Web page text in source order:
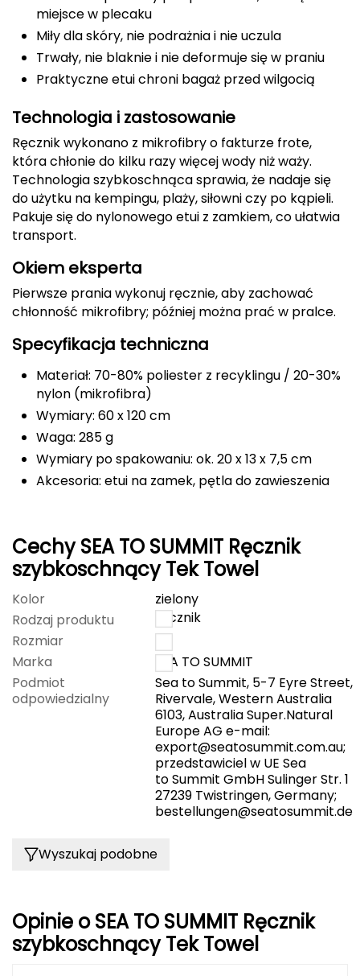
CMP
Cassin
Coleman
Columbia
Comodo
DUNLOP
Darn Tough
Deuter
Dolomite
EISBAR
ENERO CAMP
ENERO PRO
Elmer by Swany
Extremities
GIVOVA
Gear Aid
Gerber
miejsce w plecaku
Miły dla skóry, nie podrażnia i nie uczula
Trwały, nie blaknie i nie deformuje się w praniu
Praktyczne etui chroni bagaż przed wilgocią
Technologia i zastosowanie
Ręcznik wykonano z mikrofibry o fakturze frote,
która chłonie do kilku razy więcej wody niż waży.
Technologia szybkoschnąca sprawia, że nadaje się
do użytku na kempingu, plaży, siłowni czy po kąpieli.
Pakuje się do nylonowego etui z zamkiem, co ułatwia
transport.
Okiem eksperta
Pierwsze prania wykonuj ręcznie, aby zachować
chłonność mikrofibry; później można prać w pralce.
Specyfikacja techniczna
Materiał: 70-80% poliester z recyklingu / 20-30%
nylon (mikrofibra)
Wymiary: 60 x 120 cm
Waga: 285 g
Wymiary po spakowaniu: ok. 20 x 13 x 7,5 cm
Akcesoria: etui na zamek, pętla do zawieszenia
Cechy SEA TO SUMMIT Ręcznik
szybkoschnący Tek Towel
Kolor
zielony
Rodzaj produktu
ręcznik
Rozmiar
Marka
SEA TO SUMMIT
Podmiot
odpowiedzialny
Sea to Summit, 5-7 Eyre Street,
Rivervale, Western Australia
6103, Australia Super.Natural
Europe AG e-mail:
export@seatosummit.com.au;
przedstawiciel w UE Sea
to Summit GmbH Sulinger Str. 1
27239 Twistringen, Germany;
bestellungen@seatosummit.de
Wyszukaj podobne
Opinie o SEA TO SUMMIT Ręcznik
szybkoschnący Tek Towel